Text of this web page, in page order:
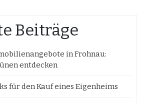
Beiträge
in Frohnau:
entdecken
für den Kauf eines Eigenheims